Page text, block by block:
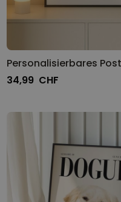
34,99 CHF